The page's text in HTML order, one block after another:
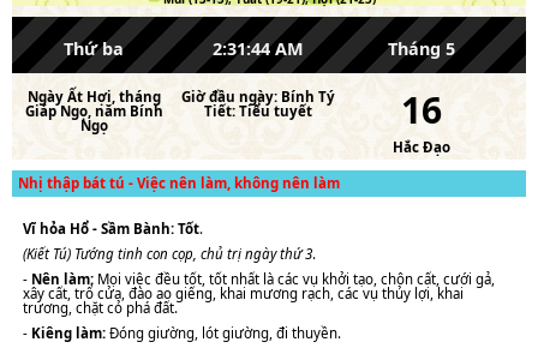
Thứ ba 2:31:44 AM Tháng 5
Ngày Ất Hợi , tháng
Giáp Ngọ, năm Bính
Ngọ
Giờ đầu ngày: Bính Tý
Tiết: Tiểu tuyết 16
Hắc Đạo
Nhị thập bát tú - Việc nên làm, không nên làm
Vĩ hỏa Hổ - Sầm Bành: Tốt.
(Kiết Tú) Tướng tinh con cọp, chủ trị ngày thứ 3.
- Nên làm: Mọi việc đều tốt, tốt nhất là các vụ khởi tạo, chôn cất, cưới gả,
xây cất, trổ cửa, đào ao giếng, khai mương rạch, các vụ thủy lợi, khai
trương, chặt cỏ phá đất.
- Kiêng làm: Đóng giường, lót giường, đi thuyền.